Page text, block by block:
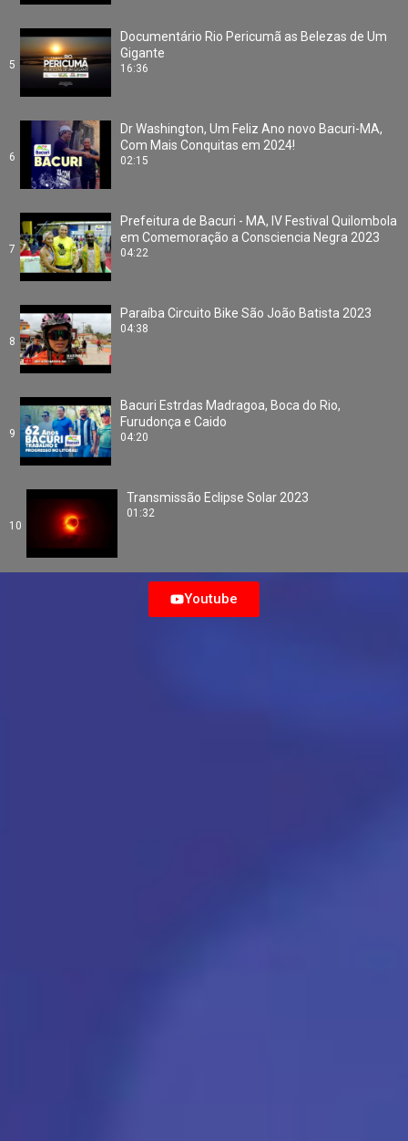
5
Documentário Rio Pericumã as Belezas de Um
Gigante
16:36
6
Dr Washington, Um Feliz Ano novo Bacuri-MA,
Com Mais Conquitas em 2024!
02:15
7
Prefeitura de Bacuri - MA, IV Festival Quilombola
em Comemoração a Consciencia Negra 2023
04:22
8
Paraíba Circuito Bike São João Batista 2023
04:38
9
Bacuri Estrdas Madragoa, Boca do Rio,
Furudonça e Caido
04:20
10
Transmissão Eclipse Solar 2023
01:32
Youtube